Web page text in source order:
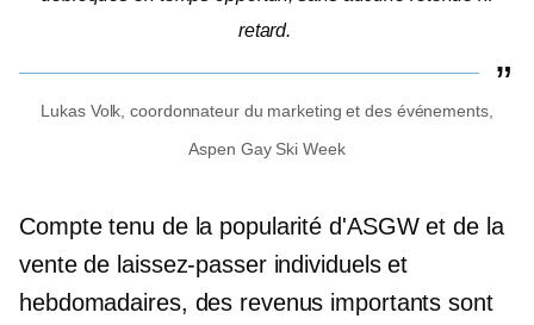
retard.
Lukas Volk, coordonnateur du marketing et des événements,
Aspen Gay Ski Week
Compte tenu de la popularité d'ASGW et de la
vente de laissez-passer individuels et
hebdomadaires, des revenus importants sont